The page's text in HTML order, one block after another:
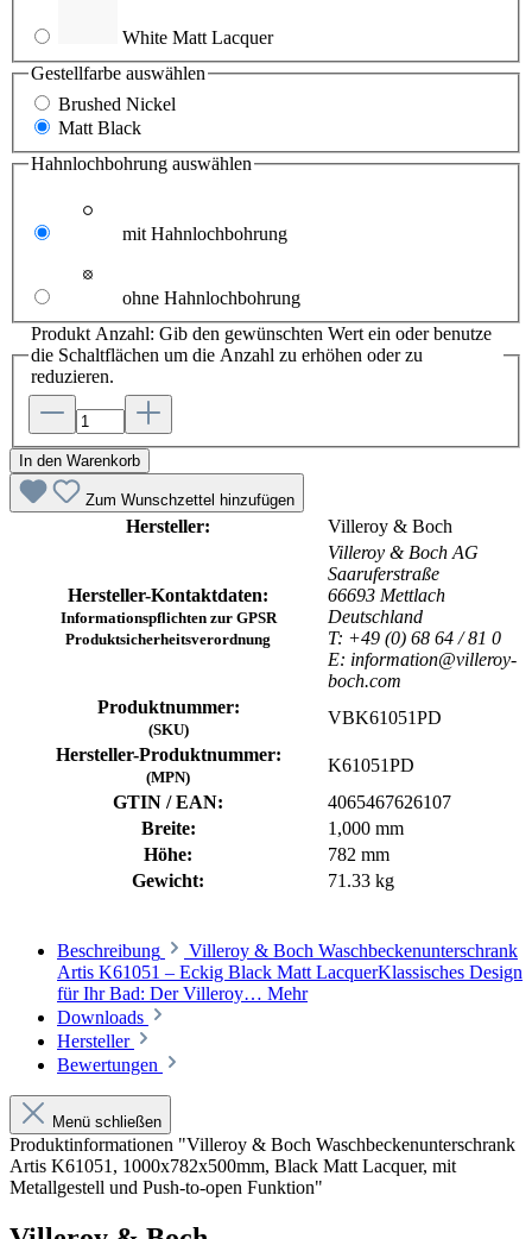
White Matt Lacquer
Gestellfarbe auswählen
Brushed Nickel
Matt Black
Hahnlochbohrung auswählen
mit Hahnlochbohrung
ohne Hahnlochbohrung
Produkt Anzahl: Gib den gewünschten Wert ein oder benutze
die Schaltflächen um die Anzahl zu erhöhen oder zu
reduzieren.
In den Warenkorb
Zum Wunschzettel hinzufügen
Hersteller: Villeroy & Boch
Hersteller-Kontaktdaten:
Informationspflichten zur GPSR
Produktsicherheitsverordnung
Villeroy & Boch AG
Saaruferstraße
66693 Mettlach
Deutschland
T: +49 (0) 68 64 / 81 0
E: information@villeroy-
boch.com
Produktnummer:
(SKU)
VBK61051PD
Hersteller-Produktnummer:
(MPN)
K61051PD
GTIN / EAN:
4065467626107
Breite:
1,000 mm
Höhe:
782 mm
Gewicht:
71.33 kg
Beschreibung
Villeroy & Boch Waschbeckenunterschrank
Artis K61051 – Eckig Black Matt LacquerKlassisches Design
für Ihr Bad: Der Villeroy… Mehr
Downloads
Hersteller
Bewertungen
Menü schließen
Produktinformationen "Villeroy & Boch Waschbeckenunterschrank
Artis K61051, 1000x782x500mm, Black Matt Lacquer, mit
Metallgestell und Push-to-open Funktion"